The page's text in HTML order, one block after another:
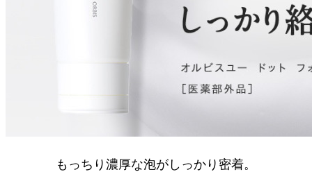
もっちり濃厚な泡がしっかり密着。